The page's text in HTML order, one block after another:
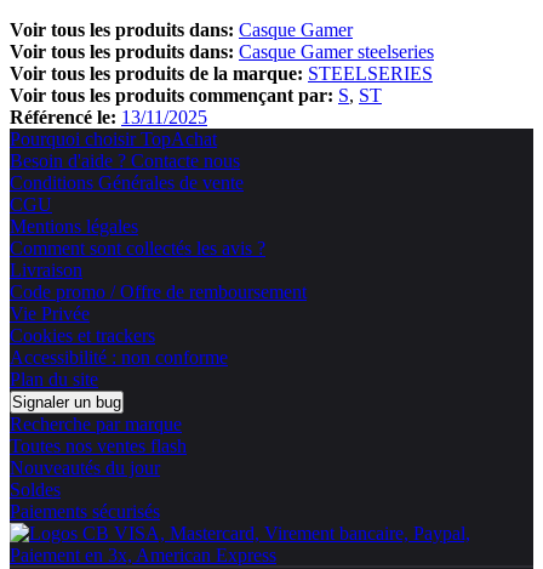
Voir tous les produits dans: Casque Gamer
Voir tous les produits dans: Casque Gamer steelseries
Voir tous les produits de la marque: STEELSERIES
Voir tous les produits commençant par: S ST
Référencé le: 13/11/2025
Pourquoi choisir TopAchat
Besoin d'aide ? Contacte nous
Conditions Générales de vente
CGU
Mentions légales
Comment sont collectés les avis ?
Livraison
Code promo / Offre de remboursement
Vie Privée
Cookies et trackers
Accessibilité : non conforme
Plan du site
Signaler un bug
Recherche par marque
Toutes nos ventes flash
Nouveautés du jour
Soldes
Paiements sécurisés